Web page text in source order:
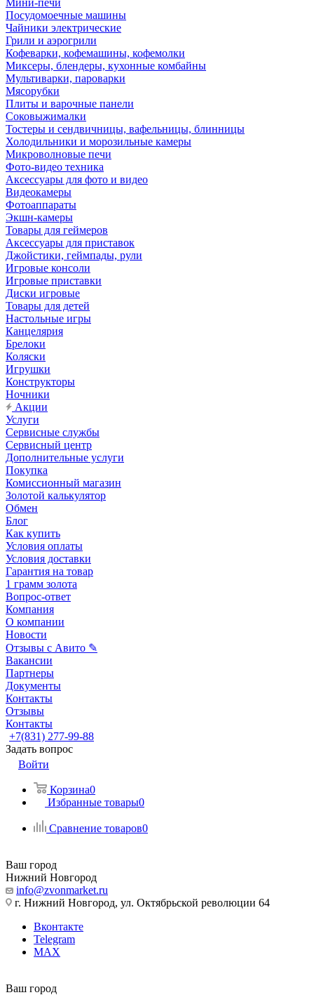
Мини-печи
Посудомоечные машины
Чайники электрические
Грили и аэрогрили
Кофеварки, кофемашины, кофемолки
Миксеры, блендеры, кухонные комбайны
Мультиварки, пароварки
Мясорубки
Плиты и варочные панели
Соковыжималки
Тостеры и сендвичницы, вафельницы, блинницы
Холодильники и морозильные камеры
Микроволновые печи
Фото-видео техника
Аксессуары для фото и видео
Видеокамеры
Фотоаппараты
Экшн-камеры
Товары для геймеров
Аксессуары для приставок
Джойстики, геймпады, рули
Игровые консоли
Игровые приставки
Диски игровые
Товары для детей
Настольные игры
Канцелярия
Брелоки
Коляски
Игрушки
Конструкторы
Ночники
Акции
Услуги
Сервисные службы
Сервисный центр
Дополнительные услуги
Покупка
Комиссионный магазин
Золотой калькулятор
Обмен
Блог
Как купить
Условия оплаты
Условия доставки
Гарантия на товар
1 грамм золота
Вопрос-ответ
Компания
О компании
Новости
Отзывы с Авито ✎
Вакансии
Партнеры
Документы
Контакты
Отзывы
Контакты
+7(831) 277-99-88
Задать вопрос
Войти
Корзина0
Избранные товары0
Сравнение товаров0
Ваш город
Нижний Новгород
info@zvonmarket.ru
г. Нижний Новгород, ул. Октябрьской революции 64
Вконтакте
Telegram
MAX
Ваш город